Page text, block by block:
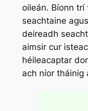
oileán. Bíonn trí
seachtaine
deireadh
aimsir cur
héileacaptar
ach níor tháinig